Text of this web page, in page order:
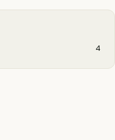
4